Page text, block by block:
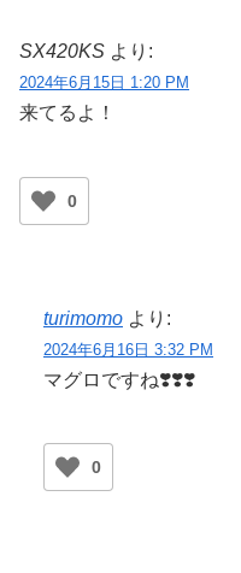
SX420KS より:
2024年6月15日 1:20 PM
来てるよ！
0
turimomo より:
2024年6月16日 3:32 PM
マグロですね❣️❣️❣️
0